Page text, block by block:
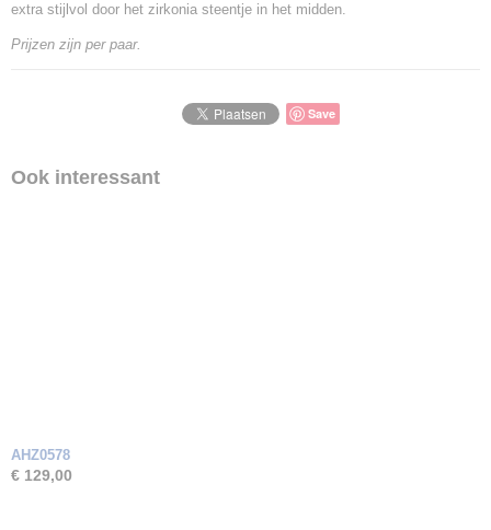
Rosegoud
Goud Karaat
14 Karaat
extra stijlvol door het zirkonia steentje in het midden.
Prijzen zijn per paar.
Save
Ook interessant
AHZ0578
€ 129,00